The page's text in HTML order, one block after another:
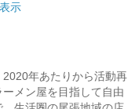
示
年あたりから活動再
メン屋を目指して自由